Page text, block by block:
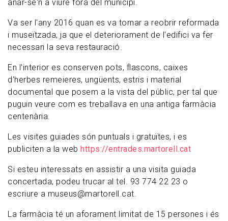
anar-se'n a viure fora del municipi.
Va ser l'any 2016 quan es va tornar a reobrir reformada
i museïtzada, ja que el deteriorament de l'edifici va fer
necessari la seva restauració.
En l'interior es conserven pots, flascons, caixes
d'herbes remeieres, ungüents, estris i material
documental que posem a la vista del públic, per tal que
puguin veure com es treballava en una antiga farmàcia
centenària.
Les visites guiades són puntuals i gratuïtes, i es
publiciten a la web https://entrades.martorell.cat
Si esteu interessats en assistir a una visita guiada
concertada, podeu trucar al tel. 93 774 22 23 o
escriure a museus@martorell.cat.
La farmàcia té un aforament limitat de 15 persones i és